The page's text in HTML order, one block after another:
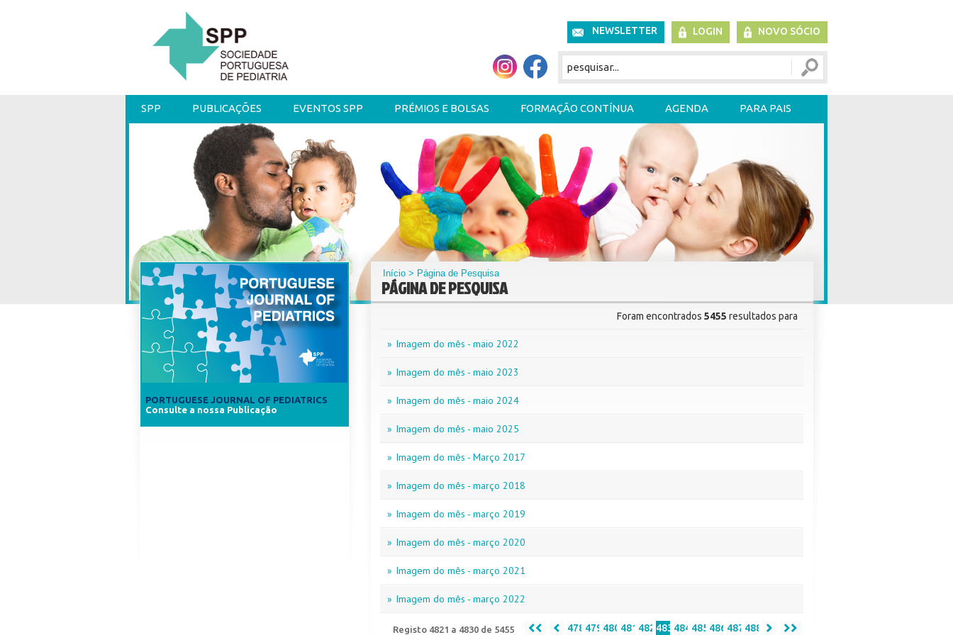
NEWSLETTER LOGIN NOVO SÓCIO
SPP PUBLICAÇÕES EVENTOS SPP PRÉMIOS E BOLSAS FORMAÇÃO CONTÍNUA AGENDA PARA PAIS
PORTUGUESE JOURNAL OF PEDIATRICS
Consulte a nossa Publicação
Início > Página de Pesquisa
PÁGINA DE PESQUISA
Foram encontrados 5455 resultados para
» Imagem do mês - maio 2022
» Imagem do mês - maio 2023
» Imagem do mês - maio 2024
» Imagem do mês - maio 2025
» Imagem do mês - Março 2017
» Imagem do mês - março 2018
» Imagem do mês - março 2019
» Imagem do mês - março 2020
» Imagem do mês - março 2021
» Imagem do mês - março 2022
Registo 4821 a 4830 de 5455 478 479 480 481 482 483 484 485 486 487 488